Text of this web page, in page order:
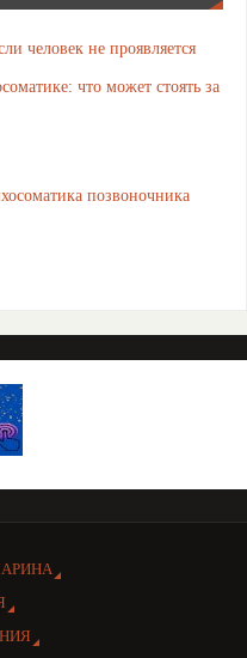
человек не проявляется
что может стоять за
позвоночника